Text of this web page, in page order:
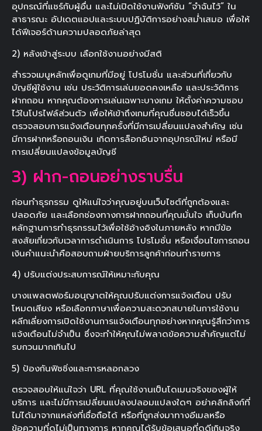
อุปกรณ์ที่แชร์กับผู้อื่น และไม่เปิดใช้งานฟังก์ชัน “จำฉันไว้” ใน
สาธารณะ อัปเดตแอปและระบบปฏิบัติการอย่างสม่ำเสมอ เพื่อให้
ได้ฟีเจอร์ด้านความปลอดภัยล่าสุด
2) หลังเข้าสู่ระบบ เลือกใช้งานอย่างมีสติ
สำรวจเมนูหลักเพื่อดูเกมที่มีอยู่ โปรโมชั่น และส่วนที่เกี่ยวกับ
บัญชีผู้ใช้งาน เช่น ประวัติการเล่นยอดคงเหลือ และประวัติการ
ฝากถอน หากคุณต้องการเล่นเฉพาะบางเกม ให้ตั้งค่าความชอบ
ไว้ในโปรไฟล์ส่วนตัว เพื่อให้เข้าถึงเกมที่คุณชื่นชอบได้เร็วขึ้น
ตรวจสอบการแจ้งเตือนทุกครั้งที่มีการเปลี่ยนแปลงสำคัญ เช่น
มีการฝากหรือถอนเงิน เกิดการล็อกอินจากอุปกรณ์ใหม่ หรือมี
การเปลี่ยนแปลงข้อมูลบัญชี
3) ฝาก-ถอนอย่างราบรื่น
ก่อนทำธุรกรรม ดูให้แน่ใจว่าคุณอยู่บนเว็บไซต์ที่ถูกต้องและ
ปลอดภัย และเลือกช่องทางการฝากถอนที่คุณมั่นใจ เก็บบันทึก
หลักฐานการทำธุรกรรมไว้เพื่อใช้อ้างอิงในภายหลัง หากมีข้อ
สงสัยเกี่ยวกับเวลาการดำเนินการ โปรโมชั่น หรือเงื่อนไขการถอน
เงินคำแนะนำคือสอบถามฝ่ายบริการลูกค้าก่อนทำรายการ
4) ปรับแต่งประสบการณ์ให้เหมาะกับคุณ
บางแพลตฟอร์มอนุญาตให้คุณปรับแต่งการแจ้งเตือน ปรับ
โหมดเสียง หรือเลือกภาษาเพื่อความสะดวกสบายในการใช้งาน
หลีกเลี่ยงการเปิดใช้งานการแจ้งเตือนทุกอย่างหากคุณรู้สึกว่าการ
แจ้งเตือนไม่จำเป็น ซึ่งจะทำให้คุณไม่พลาดข้อความสำคัญแต่ไม่
รบกวนมากเกินไป
5) ป้องกันฟิชชิ่งและการหลอกลวง
ตรวจสอบให้แน่ใจว่า URL ที่คุณใช้งานเป็นโดเมนจริงของผู้ให้
บริการ และไม่มีการเปลี่ยนแปลงปลอมแปลงใดๆ อย่าคลิกลิงก์ที่
ไม่ได้มาจากแหล่งที่เชื่อถือได้ หรือที่ถูกส่งมาทางอีเมลหรือ
ข้อความที่ดูไม่เป็นทางการ หากคุณได้รับข้อเสนอที่ดูดีเกินจริง